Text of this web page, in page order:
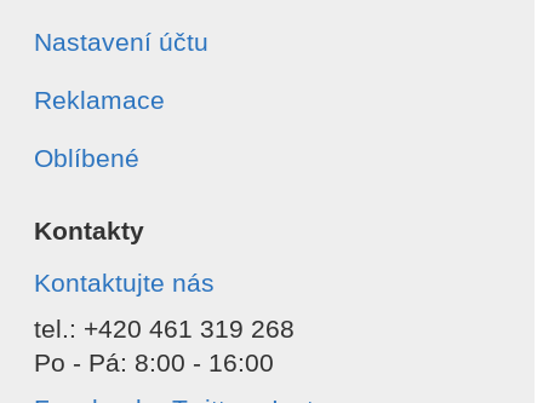
Nastavení účtu
Reklamace
Oblíbené
Kontakty
Kontaktujte nás
tel.: +420 461 319 268
Po - Pá: 8:00 - 16:00